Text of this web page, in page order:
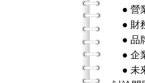
● 營
● 財
● 品
● 企
● 未